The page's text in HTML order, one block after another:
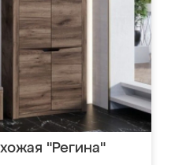
"Регина"